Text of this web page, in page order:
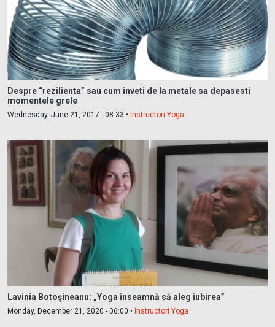
Despre “rezilienta” sau cum inveti de la metale sa depasesti
momentele grele
Wednesday, June 21, 2017 - 08:33 • Instructori Yoga
Lavinia Botoşineanu: „Yoga înseamnă să aleg iubirea”
Monday, December 21, 2020 - 06:00 • Instructori Yoga